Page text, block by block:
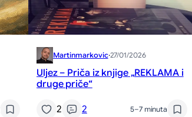
Martinmarkovic·27/01/2026
Uljez – Priča iz knjige „REKLAMA i
druge priče“
2 2 5–7 minuta